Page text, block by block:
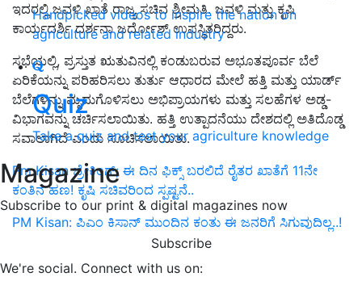
Handpicked videos to inspire the nation on
agriculture and related industry
Quiz
Take a quiz and test your agriculture knowledge
Magazine
Subscribe to our print & digital magazines now
Subscribe
We're social. Connect with us on:
ಇದರಲ್ಲಿ ಜವಳಿ ಖಾತೆ ರಾಜ್ಯ ಸಚಿವ ಶ್ರೀಮತಿ. ಜವಳಿ ಮತ್ತು ಕೃಷಿ
ಕಾರ್ಯದರ್ಶಿ ದರ್ಶನಾ ಜರ್ದೋಶ್ ಉಪಸ್ಥಿತರಿದ್ದರು.
ಸಭೆಯಲ್ಲಿ, ಪ್ರಸ್ತುತ ಋತುವಿನಲ್ಲಿ ಕಂಡುಬರುವ ಅಭೂತಪೂರ್ವ ಬೆಲೆ
ಏರಿಕೆಯನ್ನು ಪರಿಹರಿಸಲು ತುರ್ತು ಆಧಾರದ ಮೇಲೆ ಹತ್ತಿ ಮತ್ತು ಯಾರ್ಡ್
ಬೆಲೆಗಳನ್ನು ಮೃದುಗೊಳಿಸಲು ಅಭಿಪ್ರಾಯಗಳು ಮತ್ತು ಸಲಹೆಗಳ ಅಡ್ಡ-
ವಿಭಾಗವನ್ನು ಚರ್ಚಿಸಲಾಯಿತು. ಹತ್ತಿ ಉತ್ಪಾದನೆಯು ದೇಶದಲ್ಲಿ ಅತಿದೊಡ್ಡ
ಸವಾಲಾಗಿದೆ ಎಂದು ಸೂಚಿಸಲಾಯಿತು.
Pm Kisan ಬ್ರೇಕಿಂಗ್; ಈ ದಿನ ಫಿಕ್ಸ್ ಬರಲಿದೆ ರೈತರ ಖಾತೆಗೆ 11ನೇ
ಕಂತಿನ ಹಣ! ಕೃಷಿ ಸಚಿವರಿಂದ ಸ್ಪಷ್ಟನೆ..
PM Kisan: ಪಿಎಂ ಕಿಸಾನ್‌ ಮುಂದಿನ ಕಂತು ಈ ಜನರಿಗೆ ಸಿಗುವುದಿಲ್ಲ..!